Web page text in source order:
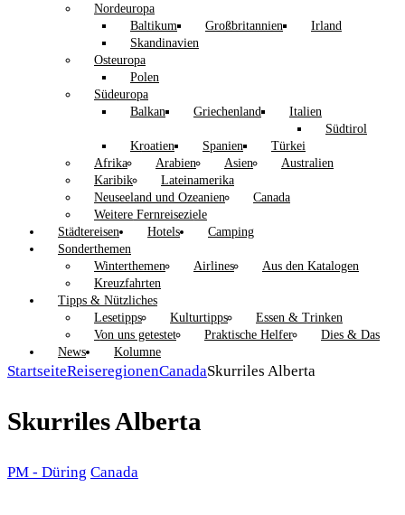
Nordeuropa
Baltikum
Großbritannien
Irland
Skandinavien
Osteuropa
Polen
Südeuropa
Balkan
Griechenland
Italien
Südtirol
Kroatien
Spanien
Türkei
Afrika
Arabien Asien
Australien
Karibik
Lateinamerika
Neuseeland und Ozeanien
Canada
Weitere Fernreiseziele
Städtereisen
Hotels
Camping
Sonderthemen
Winterthemen
Airlines
Aus den Katalogen
Kreuzfahrten
Tipps & Nützliches
Lesetipps
Kulturtipps
Essen & Trinken
Von uns getestet
Praktische Helfer
Dies & Das
News
Kolumne
StartseiteReiseregionenCanadaSkurriles Alberta
Skurriles Alberta
PM - Düring Canada